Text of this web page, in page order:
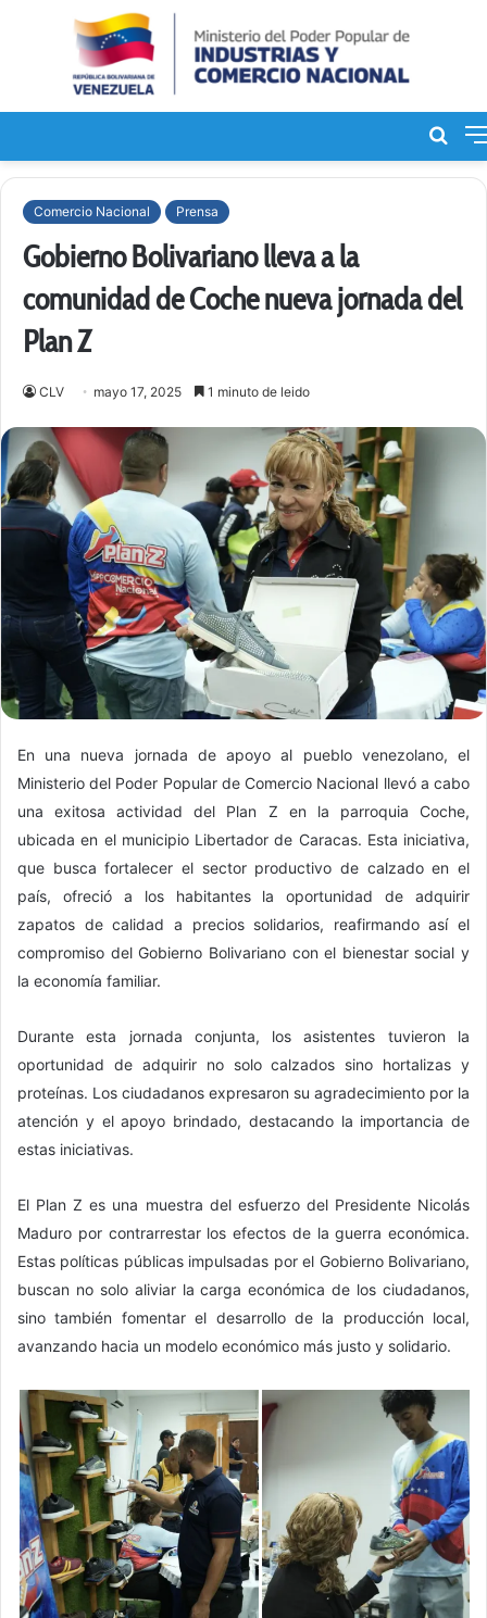
de
Comercio Nacional Prensa
Gobierno Bolivariano lleva a la
comunidad de Coche nueva jornada del
Plan Z
CLV mayo 17, 2025 1 minuto de leido
En una nueva jornada de apoyo al pueblo venezolano, el
Ministerio del Poder Popular de Comercio Nacional llevó a cabo
una exitosa actividad del Plan Z en la parroquia Coche,
ubicada en el municipio Libertador de Caracas. Esta iniciativa,
que busca fortalecer el sector productivo de calzado en el
país, ofreció a los habitantes la oportunidad de adquirir
zapatos de calidad a precios solidarios, reafirmando así el
compromiso del Gobierno Bolivariano con el bienestar social y
la economía familiar.
Durante esta jornada conjunta, los asistentes tuvieron la
oportunidad de adquirir no solo calzados sino hortalizas y
proteínas. Los ciudadanos expresaron su agradecimiento por la
atención y el apoyo brindado, destacando la importancia de
estas iniciativas.
El Plan Z es una muestra del esfuerzo del Presidente Nicolás
Maduro por contrarrestar los efectos de la guerra económica.
Estas políticas públicas impulsadas por el Gobierno Bolivariano,
buscan no solo aliviar la carga económica de los ciudadanos,
sino también fomentar el desarrollo de la producción local,
avanzando hacia un modelo económico más justo y solidario.